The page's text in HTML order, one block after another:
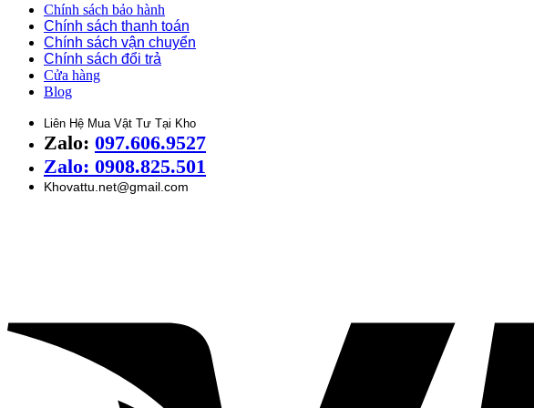
Chính sách bảo hành
Chính sách thanh toán
Chính sách vận chuyển
Chính sách đổi trả
Cửa hàng
Blog
Liên Hệ Mua Vật Tư Tại Kho
Zalo: 097.606.9527
Zalo: 0908.825.501
Khovattu.net@gmail.com